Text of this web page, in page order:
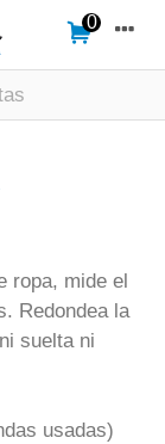
0
ropa, mide el
Redondea la
suelta ni
usadas)